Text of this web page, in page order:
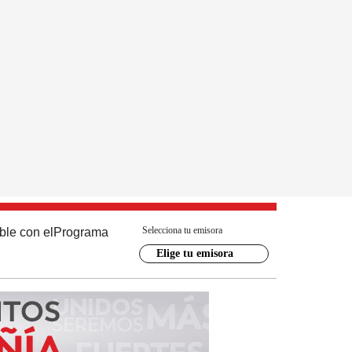
con el Programa Selecciona tu emisora
Elige tu emisora